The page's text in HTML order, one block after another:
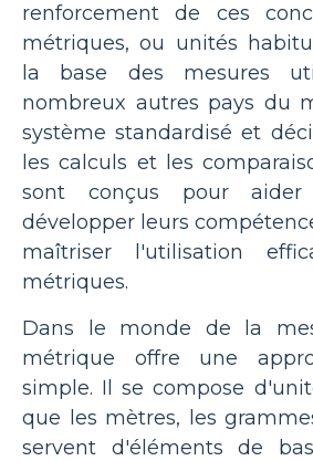
renforcement de ces
métriques, ou unités
la base des mesures
nombreux autres pays du
système standardisé et
les calculs et les
sont conçus pour
développer leurs
maîtriser l'utilisation
métriques.
Dans le monde de la
métrique offre une
simple. Il se compose
que les mètres, les
servent d'éléments de